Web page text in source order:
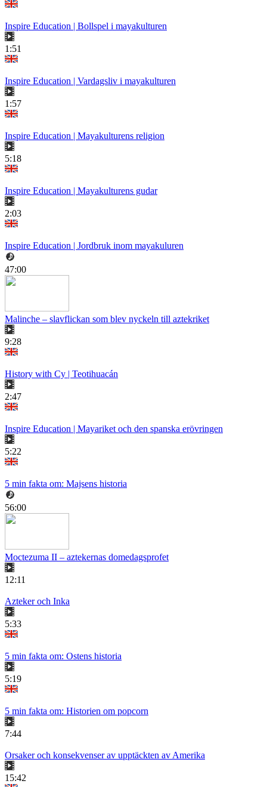
Inspire Education | Bollspel i mayakulturen
1:51
Inspire Education | Vardagsliv i mayakulturen
1:57
Inspire Education | Mayakulturens religion
5:18
Inspire Education | Mayakulturens gudar
2:03
Inspire Education | Jordbruk inom mayakuluren
47:00
Malinche – slavflickan som blev nyckeln till aztekriket
9:28
History with Cy | Teotihuacán
2:47
Inspire Education | Mayariket och den spanska erövringen
5:22
5 min fakta om: Majsens historia
56:00
Moctezuma II – aztekernas domedagsprofet
12:11
Azteker och Inka
5:33
5 min fakta om: Ostens historia
5:19
5 min fakta om: Historien om popcorn
7:44
Orsaker och konsekvenser av upptäckten av Amerika
15:42